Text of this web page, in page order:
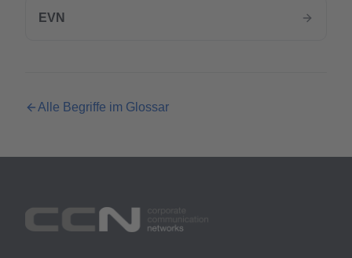
EVN
Alle Begriffe im Glossar